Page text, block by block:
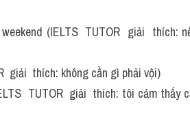
(IELTS  TUTOR  giải  thích:
giải  thích: không cần gì phải vội)
TUTOR  giải  thích: tôi cảm thấy